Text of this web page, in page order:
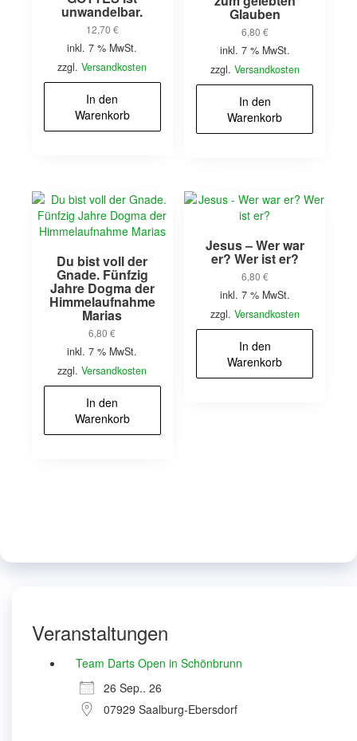
unwandelbar.
12,70 €
inkl. 7 % MwSt.
zzgl.Versandkosten
In den
Warenkorb
Glauben
6,80 €
inkl. 7 % MwSt.
zzgl. Versandkosten
In den
Warenkorb
Du bist voll der
Gnade. Fünfzig
Jahre Dogma der
Himmelaufnahme
Marias
6,80€
inkl. 7 % MwSt.
zzgl.Versandkosten
In den
Warenkorb
Jesus – Wer war
er? Wer ist er?
6,80 €
inkl. 7 % MwSt.
zzgl. Versandkosten
In den
Warenkorb
Veranstaltungen
Team Darts Open in Schönbrunn
26 Sep.. 26
07929 Saalburg-Ebersdorf